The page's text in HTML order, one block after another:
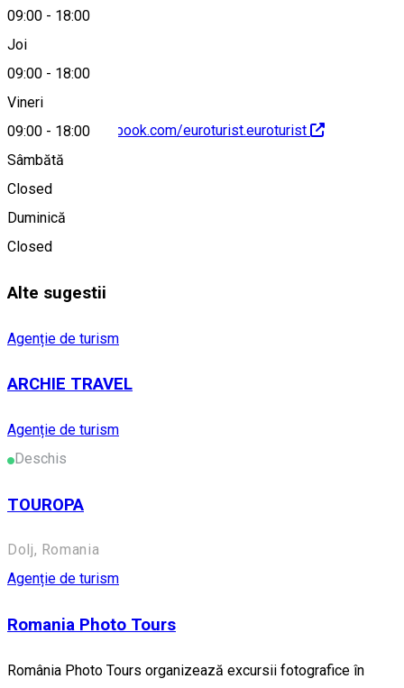
09:00 - 18:00
Joi
09:00 - 18:00
Vineri
09:00 - 18:00
Sâmbătă
Closed
Duminică
Closed
https://www.facebook.com/euroturist.euroturist
Despre
Alte sugestii
Agenție de turism
ARCHIE TRAVEL
Agenție de turism
Deschis
TOUROPA
Dolj, Romania
Agenție de turism
Romania Photo Tours
România Photo Tours organizează excursii fotografice în